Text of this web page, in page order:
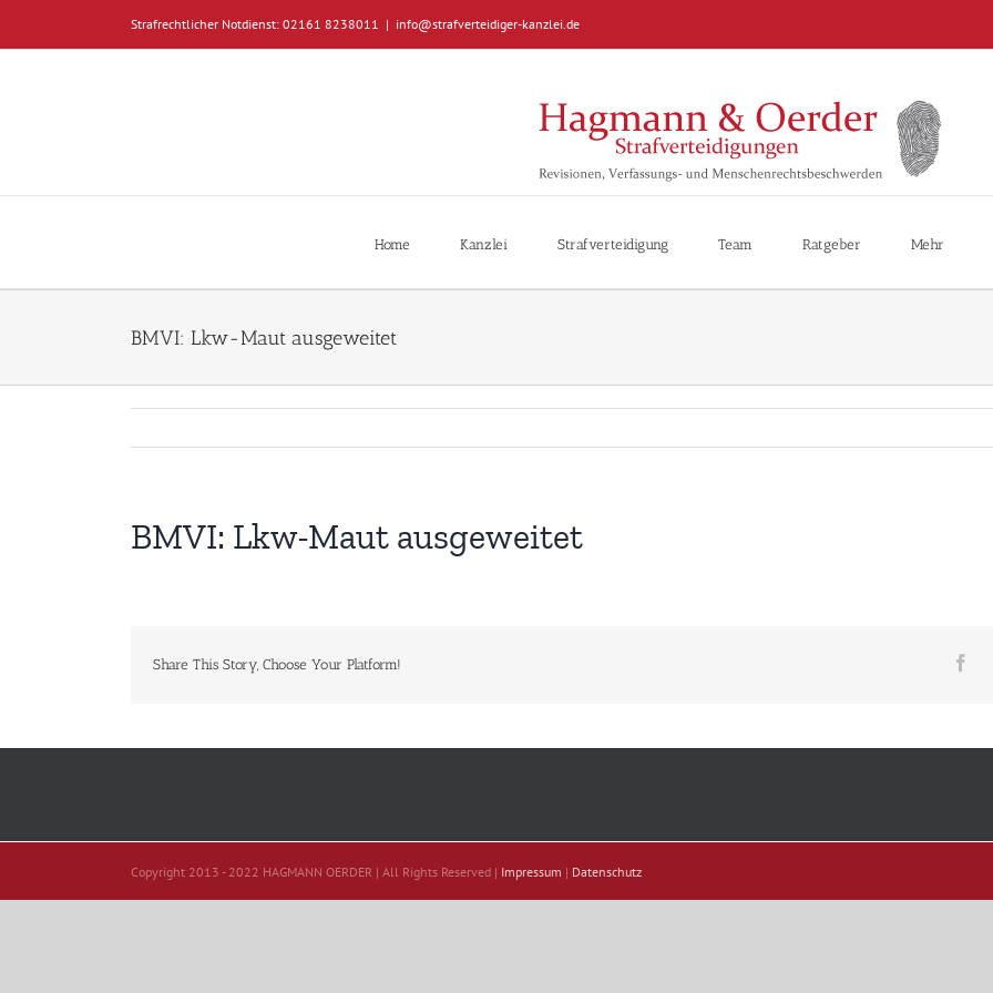
springen
Strafrechtlicher Notdienst: 02161 8238011 | info@strafverteidiger-kanzlei.de
Home Kanzlei Strafverteidigung Team Ratgeber Mehr
BMVI: Lkw-Maut ausgeweitet
BMVI: Lkw-Maut ausgeweitet
Share This Story, Choose Your Platform!
Copyright 2013 - 2022 HAGMANN OERDER | All Rights Reserved | Impressum | Datenschutz